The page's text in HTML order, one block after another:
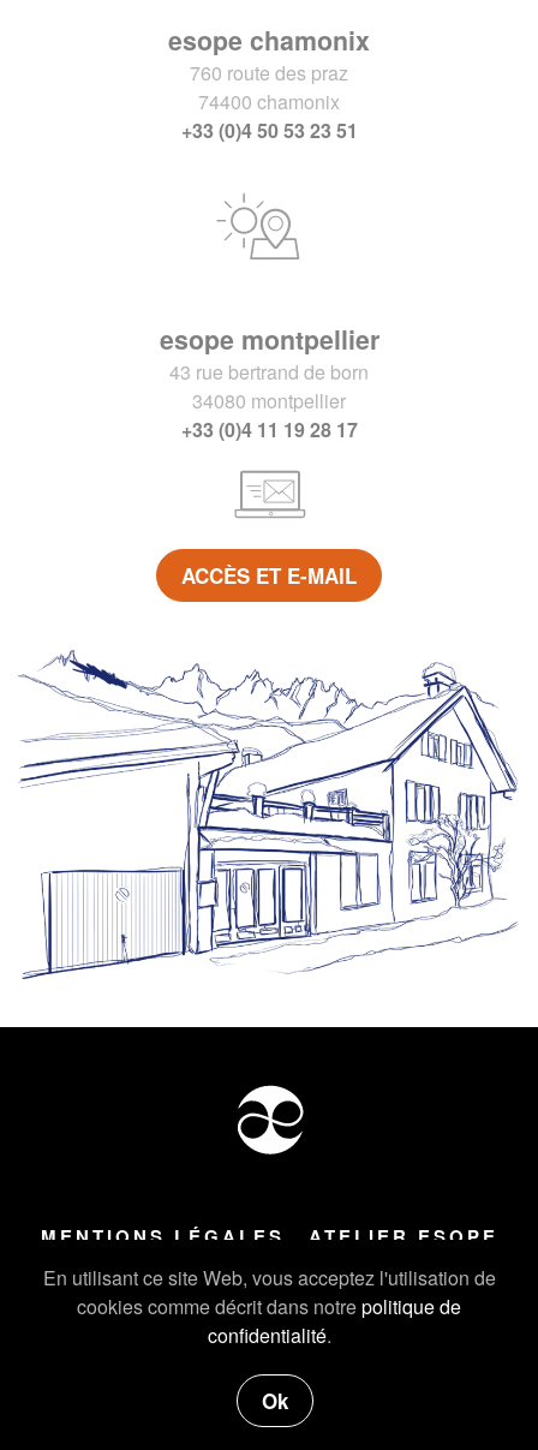
En utilisant ce site Web, vous acceptez l'utilisation de
cookies comme décrit dans notrepolitique de
confidentialité.
Ok
esope chamonix
760 route des praz
74400 chamonix
+33 (0)4 50 53 23 51
esope montpellier
43 rue bertrand de born
34080 montpellier
+33 (0)4 11 19 28 17
ACCÈS ET E-MAIL
MENTIONS LÉGALES ATELIER ESOPE